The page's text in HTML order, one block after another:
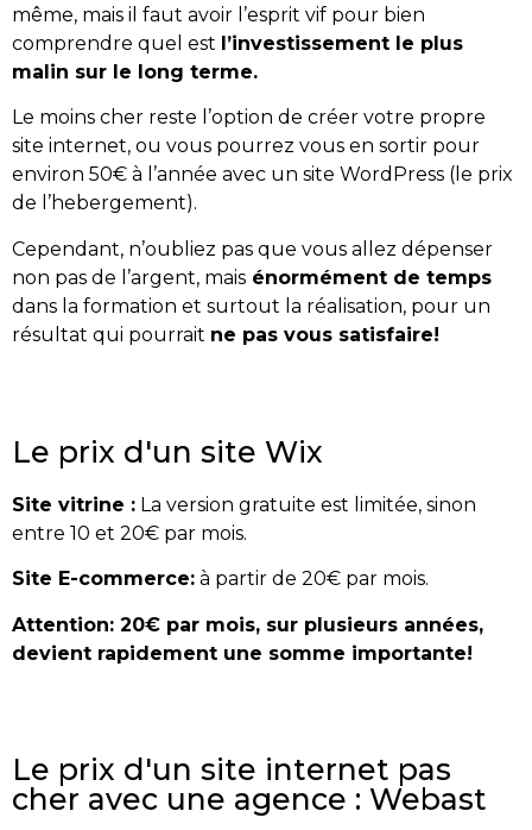
même, mais il faut avoir l’esprit vif pour bien
comprendre quel est l’investissement le plus
malin sur le long terme.
Le moins cher reste l’option de créer votre propre
site internet, ou vous pourrez vous en sortir pour
environ 50€ à l’année avec un site WordPress (le prix
de l’hebergement).
Cependant, n’oubliez pas que vous allez dépenser
non pas de l’argent, mais énormément de temps
dans la formation et surtout la réalisation, pour un
résultat qui pourrait ne pas vous satisfaire!
Le prix d'un site Wix
Site vitrine : La version gratuite est limitée, sinon
entre 10 et 20€ par mois.
Site E-commerce: à partir de 20€ par mois.
Attention: 20€ par mois, sur plusieurs années,
devient rapidement une somme importante!
Le prix d'un site internet pas
cher avec une agence : Webast